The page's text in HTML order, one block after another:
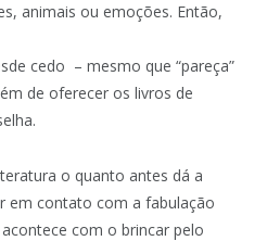
animais ou emoções. Então,
cedo – mesmo que “pareça”
de oferecer os livros de
o quanto antes dá a
em contato com a fabulação
com o brincar pelo